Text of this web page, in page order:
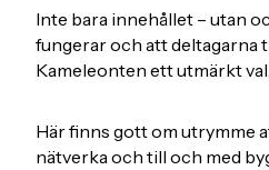
Inte bara innehållet – utan
fungerar och att deltagarna
Kameleonten ett utmärkt val.
Här finns gott om utrymme
nätverka och till och med